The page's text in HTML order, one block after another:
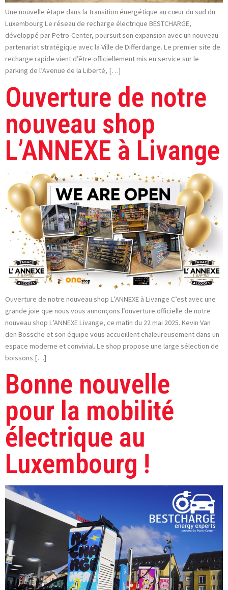
Une nouvelle étape dans la transition énergétique au cœur du sud du
Luxembourg Le réseau de recharge électrique BESTCHARGE,
développé par Petro-Center, poursuit son expansion avec un nouveau
partenariat stratégique avec la Ville de Differdange. Le premier site de
recharge rapide vient d’être officiellement mis en service sur le
parking de l’Avenue de la Liberté, […]
Ouverture de notre
nouveau shop
L’ANNEXE à Livange
Ouverture de notre nouveau shop L’ANNEXE à Livange C’est avec une
grande joie que nous vous annonçons l’ouverture officielle de notre
nouveau shop L’ANNEXE Livange, ce matin du 22 mai 2025. Kevin Van
den Bossche et son équipe vous accueillent chaleureusement dans un
espace moderne et convivial. Le shop propose une large sélection de
boissons […]
Bonne nouvelle
pour la mobilité
électrique au
Luxembourg !